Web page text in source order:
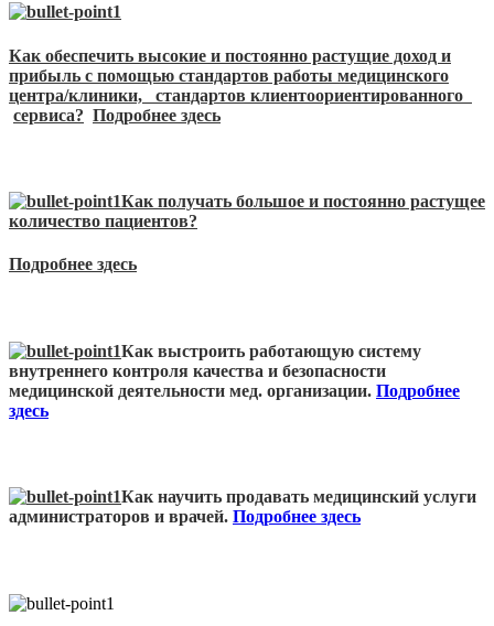
Как обеспечить высокие и постоянно растущие доход и
прибыль с помощью стандартов работы медицинского
центра/клиники, стандартов клиентоориентированного
сервиса? Подробнее здесь
Как получать большое и постоянно растущее
количество пациентов?
Подробнее здесь
Как выстроить работающую систему
внутреннего контроля качества и безопасности
медицинской деятельности мед. организации. Подробнее
здесь
Как научить продавать медицинский услуги
администраторов и врачей. Подробнее здесь